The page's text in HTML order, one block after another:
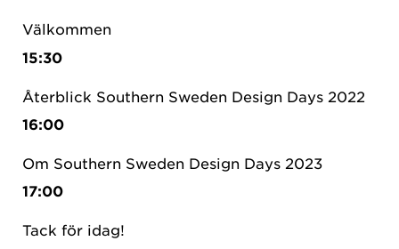
Välkommen
15:30
Återblick Southern Sweden Design Days 2022
16:00
Om Southern Sweden Design Days 2023
17:00
Tack för idag!